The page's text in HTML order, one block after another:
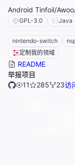
Android Tinfoil/
GPL-3.0 Java
nintendo-switch
定制我的领域
README
举报项目
11
285 23访